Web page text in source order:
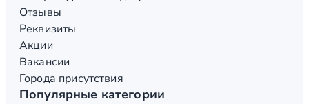
Отзывы
Реквизиты
Акции
Вакансии
Города присутствия
Популярные категории